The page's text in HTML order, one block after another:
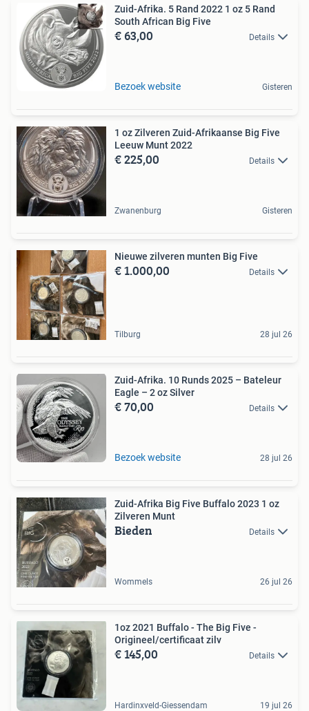
Zuid-Afrika. 5 Rand 2022 1 oz 5 Rand
South African Big Five
€ 63,00 Details
Bezoek website Gisteren
1 oz Zilveren Zuid-Afrikaanse Big Five
Leeuw Munt 2022
€ 225,00 Details
Zwanenburg Gisteren
Nieuwe zilveren munten Big Five
€ 1.000,00 Details
Tilburg 28 jul 26
Zuid-Afrika. 10 Runds 2025 – Bateleur
Eagle – 2 oz Silver
€ 70,00 Details
Bezoek website 28 jul 26
Zuid-Afrika Big Five Buffalo 2023 1 oz
Zilveren Munt
Bieden Details
Wommels 26 jul 26
1oz 2021 Buffalo - The Big Five -
Origineel/certificaat zilv
€ 145,00 Details
Hardinxveld-Giessendam 19 jul 26